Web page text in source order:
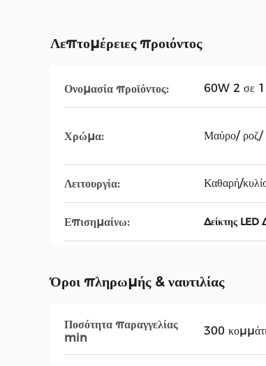
Λεπτομέρειες προιόντος
Ονομασία προϊόντος: 60W 2 σε 1
Χρώμα: Μαύρο/ ροζ/
Λειτουργία: Καθαρή/
Επισημαίνω: Δείκτης LED
Όροι πληρωμής & ναυτιλίας
Ποσότητα παραγγελίας
min
300